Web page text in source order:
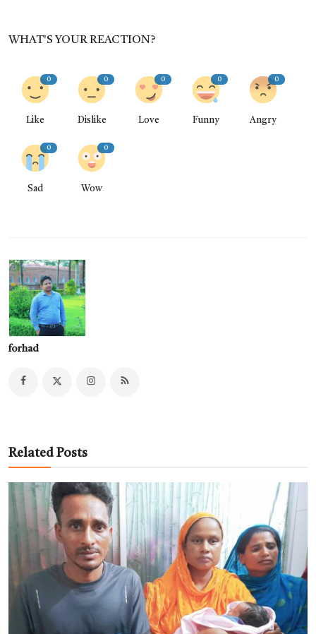
WHAT'S YOUR REACTION?
0
Like
0
Dislike
0
Love
0
Funny
0
Angry
0
Sad
0
Wow
forhad
Related Posts